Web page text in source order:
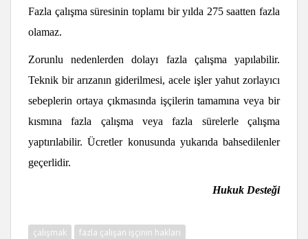
Fazla çalışma süresinin toplamı bir yılda 275 saatten fazla
olamaz.
Zorunlu nedenlerden dolayı fazla çalışma yapılabilir.
Teknik bir arızanın giderilmesi, acele işler yahut zorlayıcı
sebeplerin ortaya çıkmasında işçilerin tamamına veya bir
kısmına fazla çalışma veya fazla sürelerle çalışma
yaptırılabilir. Ücretler konusunda yukarıda bahsedilenler
geçerlidir.
Hukuk Desteği
çalışmak
fazla çalışan işçinin hakları